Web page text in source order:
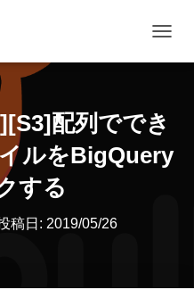
ビ
シ
ョ
を
配列ででき
ルをBigQuery
する
稿日: 2019/05/26